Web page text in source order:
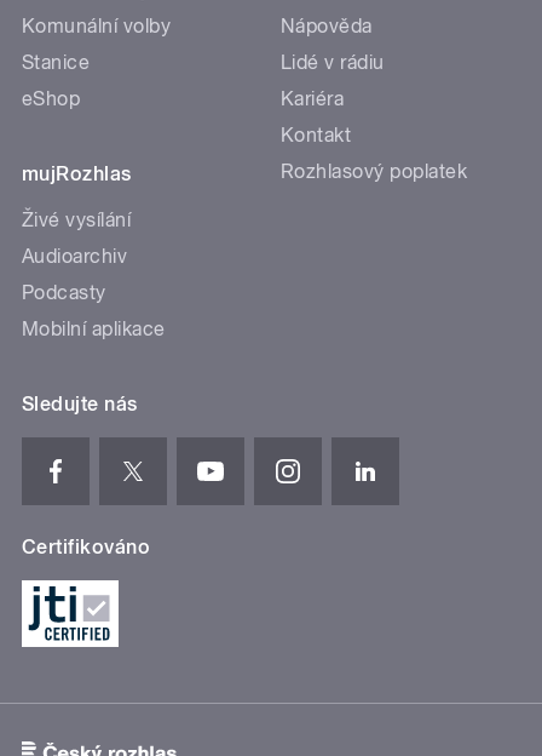
Komunální volby
Stanice
eShop
mujRozhlas
Živé vysílání
Audioarchiv
Podcasty
Mobilní aplikace
Nápověda
Lidé v rádiu
Kariéra
Kontakt
Rozhlasový poplatek
Sledujte nás
Certifikováno